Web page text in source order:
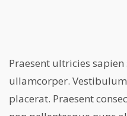
Praesent ultricies
ullamcorper.
placerat. Praesent